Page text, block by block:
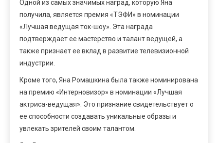
Одной из самых значимых наград, которую Яна
получила, является премия «ТЭФИ» в номинации
«Лучшая ведущая ток-шоу». Эта награда
подтверждает ее мастерство и талант ведущей, а
также признает ее вклад в развитие телевизионной
индустрии.
Кроме того, Яна Ромашкина была также номинирована
на премию «Интерновизор» в номинации «Лучшая
актриса-ведущая». Это признание свидетельствует о
ее способности создавать уникальные образы и
увлекать зрителей своим талантом.